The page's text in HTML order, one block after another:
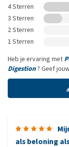
4 Sterren
3 Sterren
2 Sterren
1 Sterren
Heb je ervaring met
Digestion? Geef
als beloning